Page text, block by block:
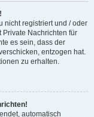
nicht registriert und / oder
Nachrichten für
es sein, dass der
entzogen hat.
zu erhalten.
automatisch